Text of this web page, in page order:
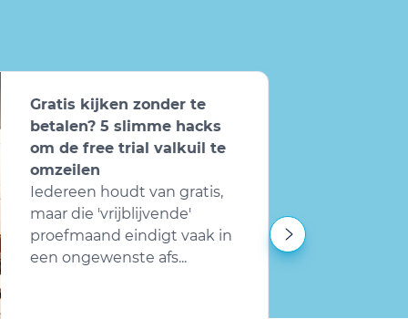
Gratis kijken zonder te
betalen? 5 slimme hacks
om de free trial valkuil te
omzeilen
Iedereen houdt van gratis,
maar die 'vrijblijvende'
proefmaand eindigt vaak in
een ongewenste afs...